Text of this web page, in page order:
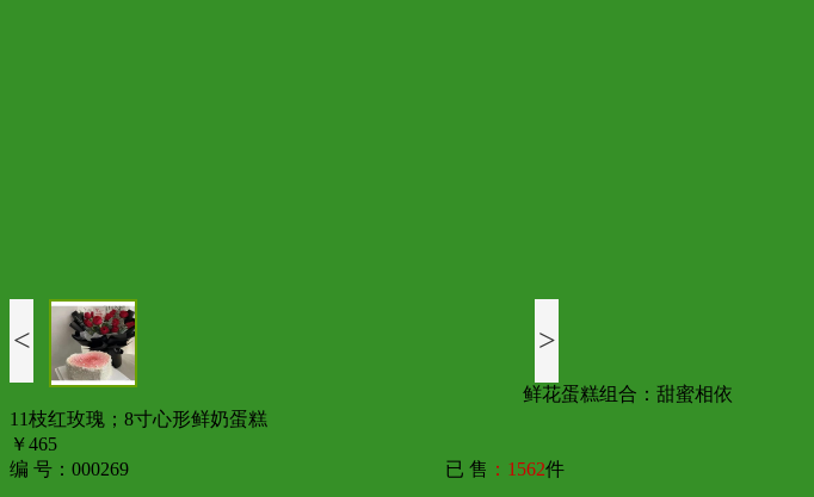
< >
鲜花蛋糕组合：甜蜜相依
11枝红玫瑰；8寸心形鲜奶蛋糕
￥465
编 号：000269
已 售 ：1562件